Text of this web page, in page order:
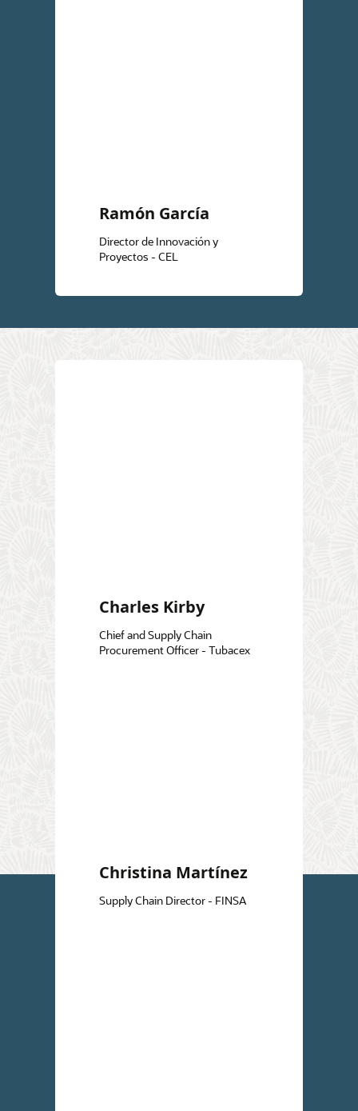
Ramón García
Director de Innovación y
Proyectos - CEL
Charles Kirby
Chief and Supply Chain
Procurement Officer - Tubacex
Christina Martínez
Supply Chain Director - FINSA